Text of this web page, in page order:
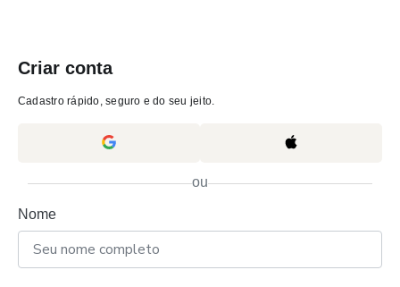
Criar conta
Cadastro rápido, seguro e do seu jeito.
ou
Nome